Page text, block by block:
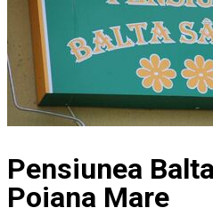
Pensiunea
Poiana Mare